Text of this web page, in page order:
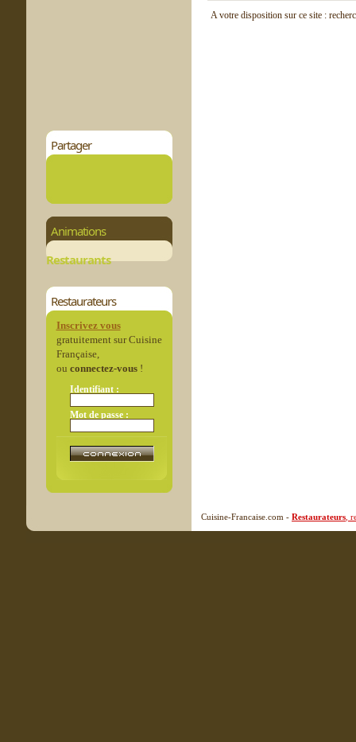
Partager
Animations
Restaurants
Restaurateurs
Inscrivez vous
gratuitement sur Cuisine
Française,
ou connectez-vous!
Identifiant :
Mot de passe :
A votre disposition sur ce site :
Cuisine-Francaise.com - Restaurateurs ,